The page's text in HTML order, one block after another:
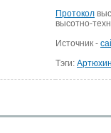
Протокол
высотно-
Источник -
Тэги: